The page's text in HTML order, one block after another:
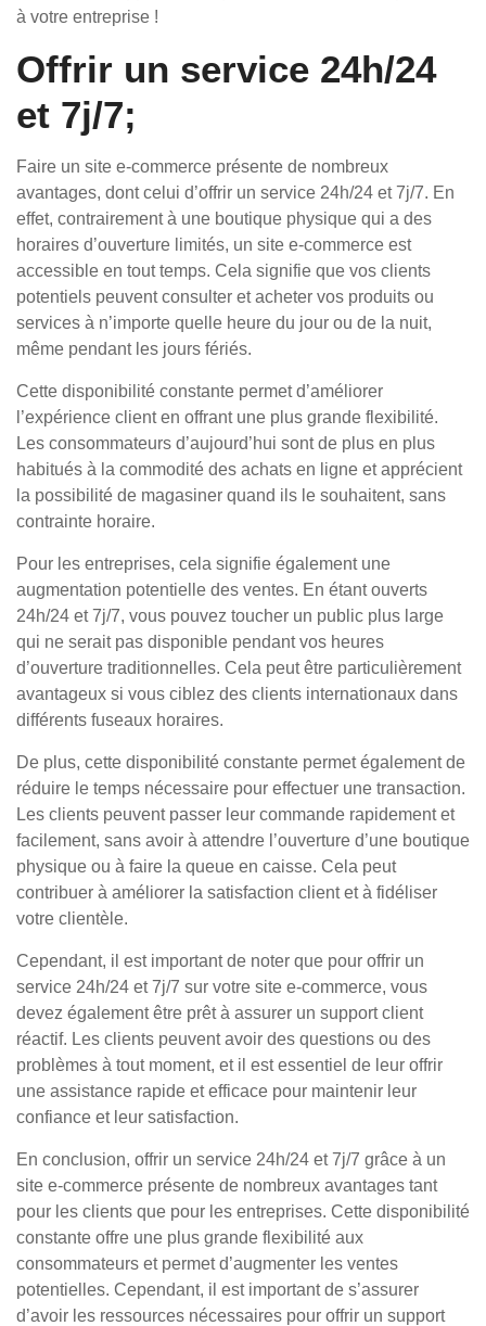
à votre entreprise !
Offrir un service 24h/24
et 7j/7;
Faire un site e-commerce présente de nombreux
avantages, dont celui d’offrir un service 24h/24 et 7j/7. En
effet, contrairement à une boutique physique qui a des
horaires d’ouverture limités, un site e-commerce est
accessible en tout temps. Cela signifie que vos clients
potentiels peuvent consulter et acheter vos produits ou
services à n’importe quelle heure du jour ou de la nuit,
même pendant les jours fériés.
Cette disponibilité constante permet d’améliorer
l’expérience client en offrant une plus grande flexibilité.
Les consommateurs d’aujourd’hui sont de plus en plus
habitués à la commodité des achats en ligne et apprécient
la possibilité de magasiner quand ils le souhaitent, sans
contrainte horaire.
Pour les entreprises, cela signifie également une
augmentation potentielle des ventes. En étant ouverts
24h/24 et 7j/7, vous pouvez toucher un public plus large
qui ne serait pas disponible pendant vos heures
d’ouverture traditionnelles. Cela peut être particulièrement
avantageux si vous ciblez des clients internationaux dans
différents fuseaux horaires.
De plus, cette disponibilité constante permet également de
réduire le temps nécessaire pour effectuer une transaction.
Les clients peuvent passer leur commande rapidement et
facilement, sans avoir à attendre l’ouverture d’une boutique
physique ou à faire la queue en caisse. Cela peut
contribuer à améliorer la satisfaction client et à fidéliser
votre clientèle.
Cependant, il est important de noter que pour offrir un
service 24h/24 et 7j/7 sur votre site e-commerce, vous
devez également être prêt à assurer un support client
réactif. Les clients peuvent avoir des questions ou des
problèmes à tout moment, et il est essentiel de leur offrir
une assistance rapide et efficace pour maintenir leur
confiance et leur satisfaction.
En conclusion, offrir un service 24h/24 et 7j/7 grâce à un
site e-commerce présente de nombreux avantages tant
pour les clients que pour les entreprises. Cette disponibilité
constante offre une plus grande flexibilité aux
consommateurs et permet d’augmenter les ventes
potentielles. Cependant, il est important de s’assurer
d’avoir les ressources nécessaires pour offrir un support